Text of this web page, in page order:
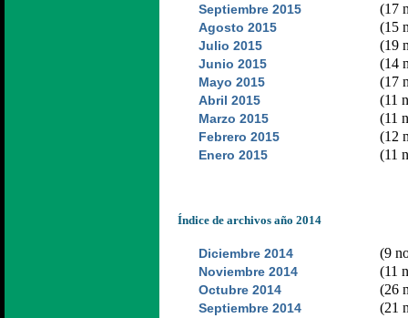
Septiembre 2015 (17
Agosto 2015 (15
Julio 2015 (19
Junio 2015 (14
Mayo 2015 (17
Abril 2015 (11
Marzo 2015 (11
Febrero 2015 (12
Enero 2015 (11
Índice de archivos año 2014
Diciembre 2014 (9
Noviembre 2014 (11
Octubre 2014 (26
Septiembre 2014 (21